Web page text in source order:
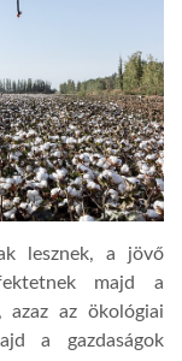
lesznek, a jövő
majd a
azaz az ökológiai
a gazdaságok